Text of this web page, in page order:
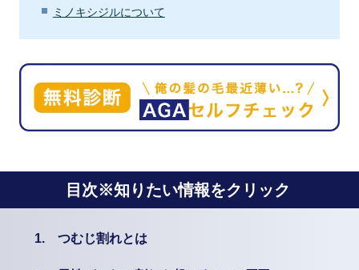
ミノキシジルについて
目次※知りたい情報をクリック
1. つむじ割れとは